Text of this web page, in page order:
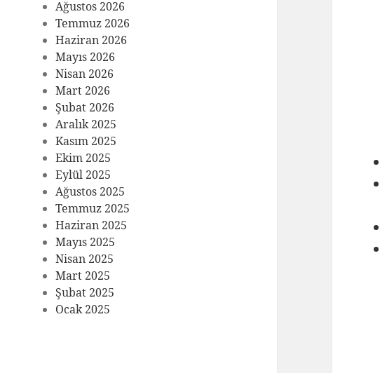
Ağustos 2026
Temmuz 2026
Haziran 2026
Mayıs 2026
Nisan 2026
Mart 2026
Şubat 2026
Aralık 2025
Kasım 2025
Ekim 2025
Eylül 2025
Ağustos 2025
Temmuz 2025
Haziran 2025
Mayıs 2025
Nisan 2025
Mart 2025
Şubat 2025
Ocak 2025